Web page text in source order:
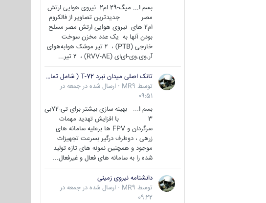
بسم ا... میگ-29 ام2 نیروی هوایی ارتش
مصر جدیدترین تصاویر از فالکروم
ام2 های نیروی هوایی ارتش مصر مسلح
بودن آنها به یک عدد مخزن سوخت
خارجی (PTB) ، ۲ تیر موشک هوابه‌هوای
آر.وی.وی-ای‌ای (RVV-AE) ، ۲ تیر...
تانک اصلی میدان نبرد T-72 ( شامل تمامی گونه ها )
توسط MR9
· ارسال شده در جمعه در
09:51
بسم ا... بهینه سازی بیشتر برای تی-72بی
3 با افزایش تهدید مهمات
سرگردان و FPV ها برعلیه سامانه های
زرهی ، دوطرف درگیر بسرعت تجهیزات
موجود و همچنین نمونه های تازه تولید
شده را به سامانه های فعال و غیرفعال...
دانشنامه نیروی زمینی
توسط MR9
· ارسال شده در جمعه در
09:22